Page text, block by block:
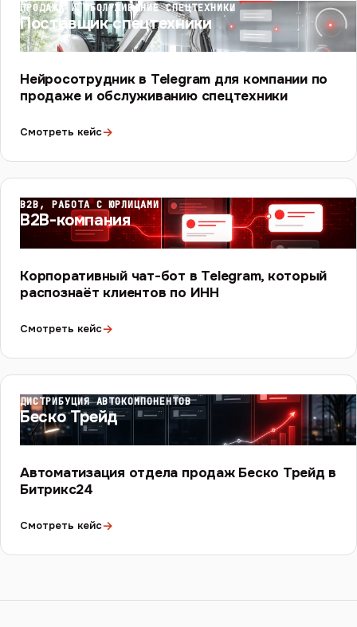
ПРОДАЖА И ОБСЛУЖИВАНИЕ СПЕЦТЕХНИКИ
Поставщик спецтехники
Нейросотрудник в Telegram для компании по
продаже и обслуживанию спецтехники
Смотреть кейс→
B2B, РАБОТА С ЮРЛИЦАМИ
B2B-компания
Корпоративный чат-бот в Telegram, который
распознаёт клиентов по ИНН
Смотреть кейс→
ДИСТРИБУЦИЯ АВТОКОМПОНЕНТОВ
Беско Трейд
Автоматизация отдела продаж Беско Трейд в
Битрикс24
Смотреть кейс→